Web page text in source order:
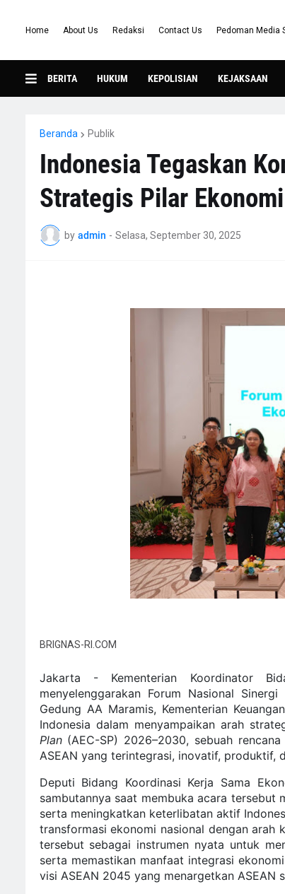
Home About Us Redaksi Contact Us Pedoman Media
BERITA HUKUM KEPOLISIAN KEJAKSAAN
Beranda Publik
Indonesia Tegaskan
Strategis Pilar
by admin - Selasa, September 30, 2025
BRIGNAS-RI.COM
Jakarta - Kementerian Koordinator
menyelenggarakan Forum Nasional
Gedung AA Maramis, Kementerian
Indonesia dalam menyampaikan arah
Plan(AEC-SP) 2026–2030, sebuah
ASEAN yang terintegrasi, inovatif, produktif,
Deputi Bidang Koordinasi Kerja Sama
sambutannya saat membuka acara tersebut
serta meningkatkan keterlibatan aktif
transformasi ekonomi nasional dengan arah
tersebut sebagai instrumen nyata untuk
serta memastikan manfaat integrasi
visi ASEAN 2045 yang menargetkan ASEAN